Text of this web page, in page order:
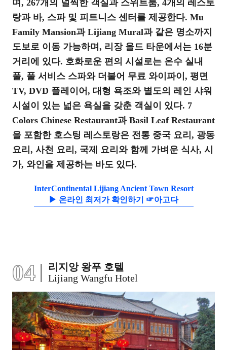
며, 267개의 널찍한 객실과 스위트룸, 4개의 레스토
랑과 바, 스파 및 피트니스 센터를 제공한다. Mu
Family Mansion과 Lijiang Mural과 같은 명소까지
도보로 이동 가능하며, 리장 올드 타운에서는 16분
거리에 있다. 호화로운 편의 시설로는 온수 실내
풀, 풀 서비스 스파와 더불어 무료 와이파이, 평면
TV, DVD 플레이어, 대형 욕조와 별도의 레인 샤워
시설이 있는 넓은 욕실을 갖춘 객실이 있다. 7
Colors Chinese Restaurant과 Basil Leaf Restaurant
을 포함한 호스팅 레스토랑은 전통 중국 요리, 광동
요리, 사천 요리, 국제 요리와 함께 가벼운 식사, 시
가, 와인을 제공하는 바도 있다.
InterContinental Lijiang Ancient Town Resort
▶ 온라인 최저가 확인하기 ☞아고다
04
리지앙 왕푸 호텔
Lijiang Wangfu Hotel